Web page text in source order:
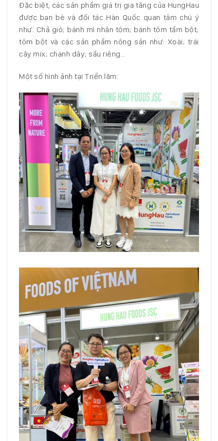
Đặc biệt, các sản phẩm giá trị gia tăng của HungHau
được bạn bè và đối tác Hàn Quốc quan tâm chú ý
như: Chả giò; bánh mì nhân tôm; bánh tôm tẩm bột;
tôm bột và các sản phẩm nông sản như: Xoài; trái
cây mix; chanh dây; sầu riêng…
Một số hình ảnh tại Triển lãm: